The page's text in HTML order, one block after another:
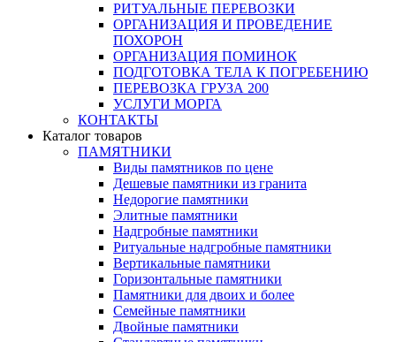
РИТУАЛЬНЫЕ ПЕРЕВОЗКИ
ОРГАНИЗАЦИЯ И ПРОВЕДЕНИЕ
ПОХОРОН
ОРГАНИЗАЦИЯ ПОМИНОК
ПОДГОТОВКА ТЕЛА К ПОГРЕБЕНИЮ
ПЕРЕВОЗКА ГРУЗА 200
УСЛУГИ МОРГА
КОНТАКТЫ
Каталог товаров
ПАМЯТНИКИ
Виды памятников по цене
Дешевые памятники из гранита
Недорогие памятники
Элитные памятники
Надгробные памятники
Ритуальные надгробные памятники
Вертикальные памятники
Горизонтальные памятники
Памятники для двоих и более
Семейные памятники
Двойные памятники